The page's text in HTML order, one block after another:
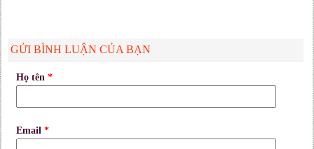
GỬI BÌNH LUẬN CỦA BẠN
Họ tên*
Email*